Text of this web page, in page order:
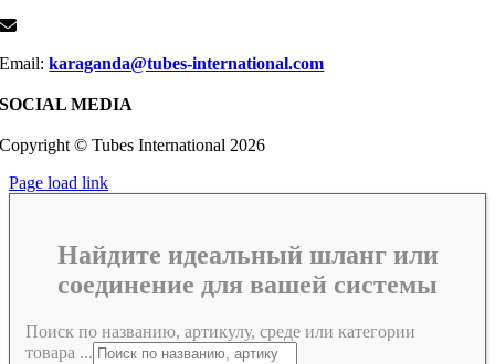
Email:karaganda@tubes-international.com
SOCIAL MEDIA
Copyright © Tubes International 2026
Page load link
Найдите идеальный шланг или
соединение для вашей системы
Поиск по названию, артикулу, среде или категории
товара ...